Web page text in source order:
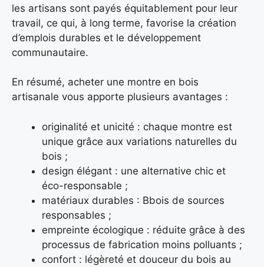
les artisans sont payés équitablement pour leur
travail, ce qui, à long terme, favorise la création
d’emplois durables et le développement
communautaire.
En résumé, acheter une montre en bois
artisanale vous apporte plusieurs avantages :
originalité et unicité : chaque montre est
unique grâce aux variations naturelles du
bois ;
design élégant : une alternative chic et
éco-responsable ;
matériaux durables : Bbois de sources
responsables ;
empreinte écologique : réduite grâce à des
processus de fabrication moins polluants ;
confort : légèreté et douceur du bois au